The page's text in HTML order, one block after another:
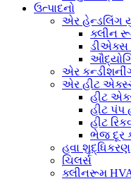
ઉત્પાદનો
એર હેન્ડલિંગ
ક્લીન
ડીએક્સ
એર
એર હીટ
હીટ
હીટ પંપ
હીટ
ભેજ દૂર
હવા શુદ્ધિકરણ
ચિલર્સ
ક્લીનરૂમ